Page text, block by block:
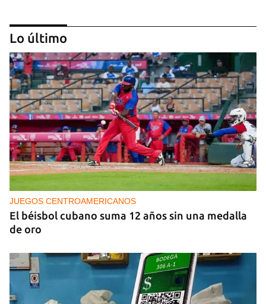
PODCAST
Cafecito informativo del viernes 7 de agosto de
2026
Lo último
JUEGOS CENTROAMERICANOS
El béisbol cubano suma 12 años sin una medalla
de oro